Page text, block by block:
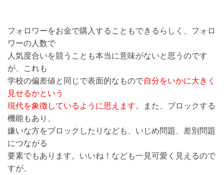
フォロワーをお金で購入することもできるらしく、フォロ
ワーの人数で
人気度合いを競うことも本当に意味がないと思うのです
が、これも
学校の偏差値と同じで表面的なもので自分をいかに大きく
見せるかという
現代を象徴しているように思えます。
また、ブロックする
機能もあり、
嫌いな方をブロックしたりなども、いじめ問題、差別問題
につながる
要素でもあります。いいね！なども一見可愛く見えるので
すが、